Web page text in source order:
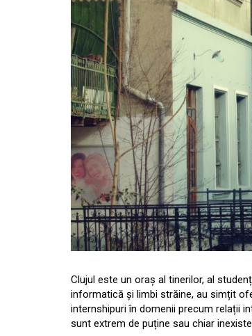
Clujul este un oraș al tinerilor, al
informatică și limbi străine, au simțit
internshipuri în domenii precum relații
sunt extrem de puține sau chiar